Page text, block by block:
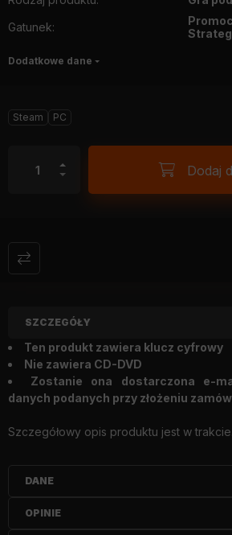
Gatunek:
Dodatkowe dane
Steam PC
Dodaj
SZCZEGÓŁY
Ten produkt zawiera klucz cyfrowy
Nie zawiera CD-DVD
Zostanie ona dostarczona e-
danych podanych przy złożeniu
Szczegółowy opis produktu jest w
DANE
OPINIE